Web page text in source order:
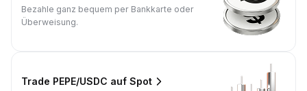
Bezahle ganz bequem per Bankkarte oder
Überweisung.
Trade PEPE/USDC auf Spot